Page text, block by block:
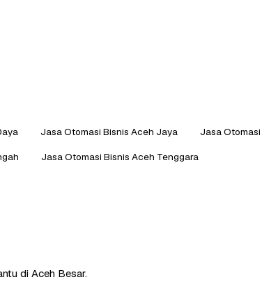
Jasa Otomasi Bisnis Aceh Jaya Jasa
Jasa Otomasi Bisnis Aceh Tenggara
di Aceh Besar.